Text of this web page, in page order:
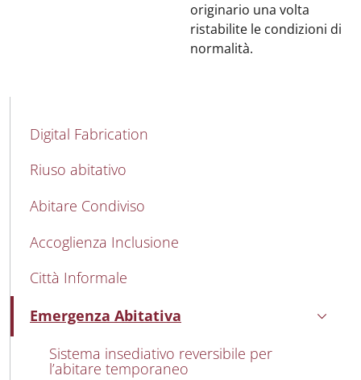
originario una volta
ristabilite le condizioni di
normalità.
MAIN NAVIGATION
Digital Fabrication
Riuso abitativo
Abitare Condiviso
Accoglienza Inclusione
Città Informale
Emergenza Abitativa
Attivo
Sistema insediativo reversibile per
l’abitare temporaneo